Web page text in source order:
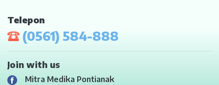
Telepon
(0561) 584-888
Join with us
Mitra Medika Pontianak